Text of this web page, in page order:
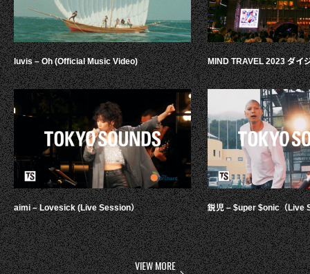
luvis – Oh (Official Music Video)
aimi – Lovesick (Live Session）
MIND TRAVEL 2023 ダイ
鋭児 – $uper $onic（Live
VIEW MORE